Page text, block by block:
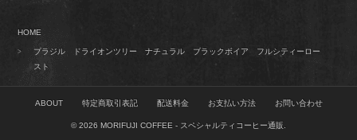
HOME
>
ブラジル ドライオンツリー ナチュラル ブラックボイア フルシティーロー
スト
ABOUT 特定商取引表記 配送料金 お支払い方法 お問い合わせ
© 2026 MORIFUJI COFFEE - スペシャルティコーヒー通販.